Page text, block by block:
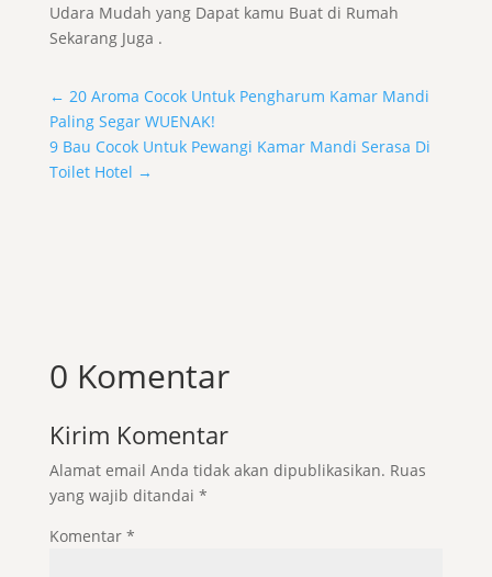
Udara Mudah yang Dapat kamu Buat di Rumah
Sekarang Juga .
← 20 Aroma Cocok Untuk Pengharum Kamar Mandi
Paling Segar WUENAK!
9 Bau Cocok Untuk Pewangi Kamar Mandi Serasa Di
Toilet Hotel →
0 Komentar
Kirim Komentar
Alamat email Anda tidak akan dipublikasikan. Ruas
yang wajib ditandai *
Komentar *